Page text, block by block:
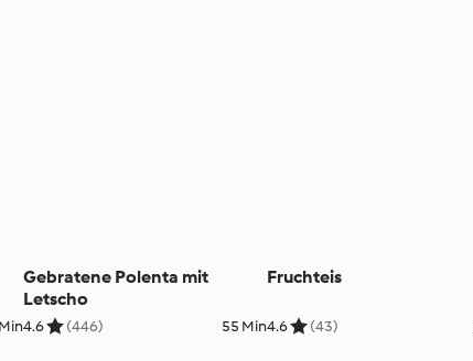
Gebratene Polenta mit
Letscho
4.6 (446) 55 Min
Fruchteis
4.6 (43)